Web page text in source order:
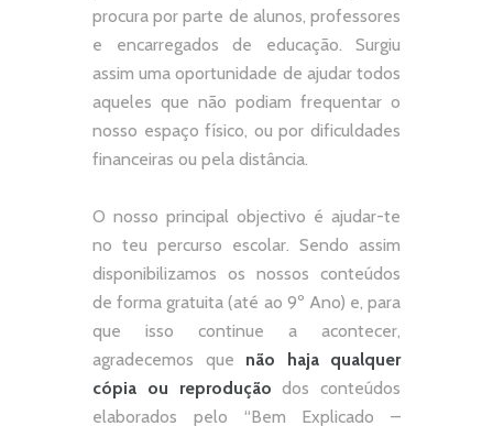
procura por parte de alunos, professores
e encarregados de educação. Surgiu
assim uma oportunidade de ajudar todos
aqueles que não podiam frequentar o
nosso espaço físico, ou por dificuldades
financeiras ou pela distância.
O nosso principal objectivo é ajudar-te
no teu percurso escolar. Sendo assim
disponibilizamos os nossos conteúdos
de forma gratuita (até ao 9º Ano) e, para
que isso continue a acontecer,
agradecemos que não
haja qualquer
cópia ou reprodução dos conteúdos
elaborados pelo “Bem Explicado –